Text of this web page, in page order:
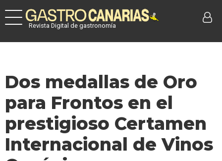
Revista Digital de gastronomía
Dos medallas de Oro
para Frontos en el
prestigioso Certamen
Internacional de Vinos